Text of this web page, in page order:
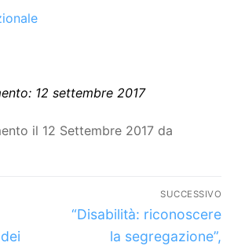
12 settembre 2017
il 12 Settembre 2017 da
SUCCESSIVO
Articolo
successivo:
“Disabilità: riconoscere
la segregazione”,